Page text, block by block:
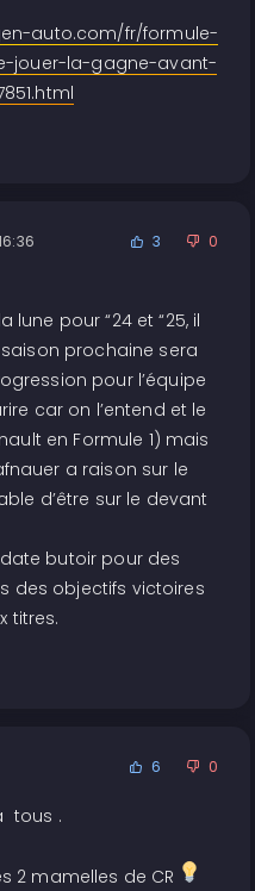
auto.com/fr/formule-
jouer-la-gagne-avant-
3 0
lune pour “24 et “25, il
prochaine sera
pour l’équipe
car on l’entend et le
en Formule 1) mais
a raison sur le
d’être sur le devant
butoir pour des
des objectifs victoires
titres.
6 0
tous .
2 mamelles de CR